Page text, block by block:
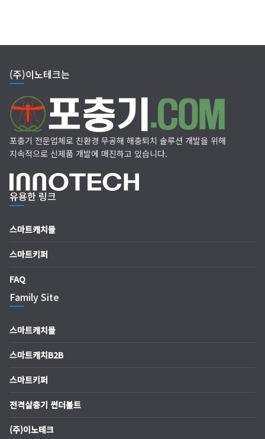
(주)이노테크는
포충기 전문업체로 친환경 무공해 해충퇴치 솔루션 개발을 위해
지속적으로 신제품 개발에 매진하고 있습니다.
유용한 링크
스마트캐치몰
스마트키퍼
FAQ
Family Site
스마트캐치몰
스마트캐치B2B
스마트키퍼
전격살충기 썬더볼트
(주)이노테크